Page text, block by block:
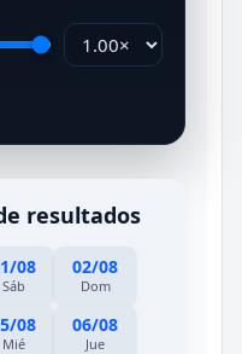
resultados
08
Sáb
02/08
Dom
08
Mié
06/08
Jue